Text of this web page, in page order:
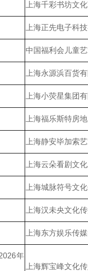
上海千彩书坊文
上海正先电子科
中国福利会儿童
上海永源浜百货
上海小荧星集团
上海福乐斯特房
上海静安毕加索
上海云朵看剧文
上海城脉符号文
上海汉未央文化
上海东方娱乐传
年
上海辉宝峰文化